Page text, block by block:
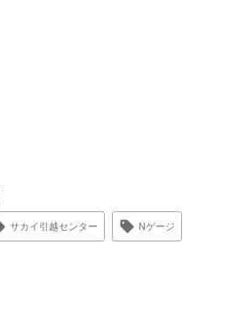
サカイ引越センター Nゲージ